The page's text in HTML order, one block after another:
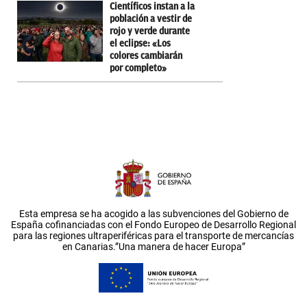
Científicos instan a la
población a vestir de
rojo y verde durante
el eclipse: «Los
colores cambiarán
por completo»
Esta empresa se ha acogido a las subvenciones del Gobierno de
España cofinanciadas con el Fondo Europeo de Desarrollo Regional
para las regiones ultraperiféricas para el transporte de mercancías
en Canarias.”Una manera de hacer Europa”